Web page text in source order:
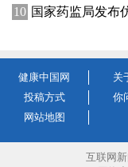
国家药监局发布
健康中国网 关
投稿方式
你
网站地图
互联网